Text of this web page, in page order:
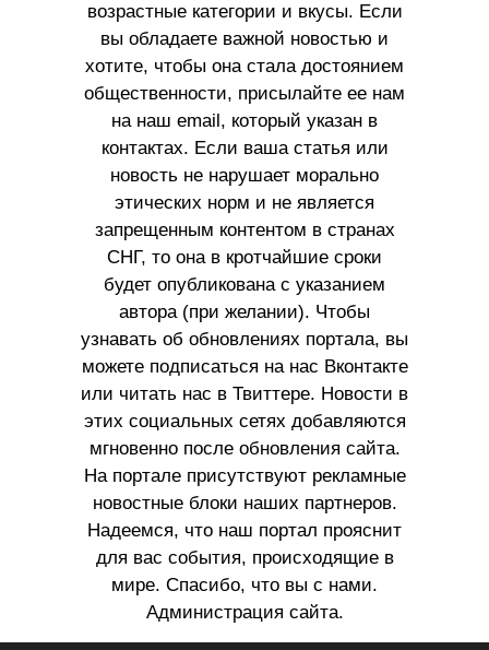
возрастные категории и вкусы. Если
вы обладаете важной новостью и
хотите, чтобы она стала достоянием
общественности, присылайте ее нам
на наш email, который указан в
контактах. Если ваша статья или
новость не нарушает морально
этических норм и не является
запрещенным контентом в странах
СНГ, то она в кротчайшие сроки
будет опубликована с указанием
автора (при желании). Чтобы
узнавать об обновлениях портала, вы
можете подписаться на нас Вконтакте
или читать нас в Твиттере. Новости в
этих социальных сетях добавляются
мгновенно после обновления сайта.
На портале присутствуют рекламные
новостные блоки наших партнеров.
Надеемся, что наш портал прояснит
для вас события, происходящие в
мире. Спасибо, что вы с нами.
Администрация сайта.